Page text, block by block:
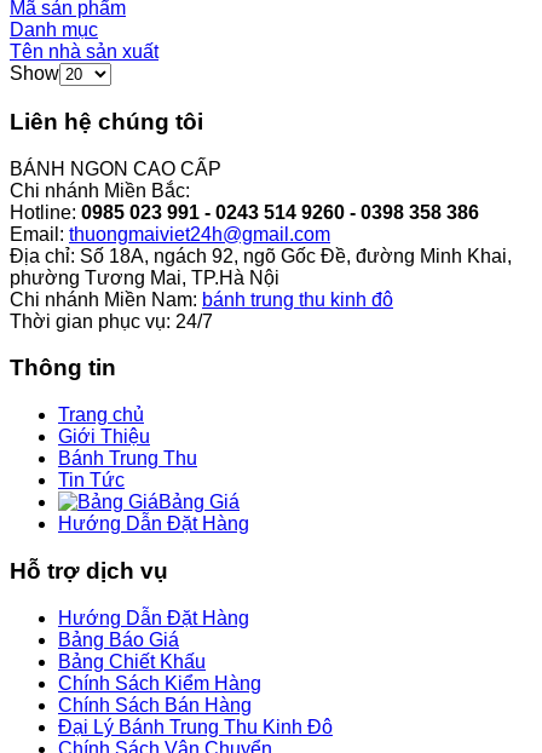
Mã sản phẩm
Danh mục
Tên nhà sản xuất
Show
Liên hệ chúng tôi
BÁNH NGON CAO CẤP
Chi nhánh Miền Bắc:
Hotline: 0985 023 991 - 0243 514 9260 - 0398 358 386
Email: thuongmaiviet24h@gmail.com
Địa chỉ: Số 18A, ngách 92, ngõ Gốc Đề, đường Minh Khai,
phường Tương Mai, TP.Hà Nội
Chi nhánh Miền Nam: bánh trung thu kinh đô
Thời gian phục vụ: 24/7
Thông tin
Trang chủ
Giới Thiệu
Bánh Trung Thu
Tin Tức
Bảng Giá
Hướng Dẫn Đặt Hàng
Hỗ trợ dịch vụ
Hướng Dẫn Đặt Hàng
Bảng Báo Giá
Bảng Chiết Khấu
Chính Sách Kiểm Hàng
Chính Sách Bán Hàng
Đại Lý Bánh Trung Thu Kinh Đô
Chính Sách Vận Chuyển